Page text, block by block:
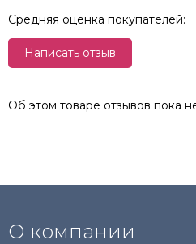
Средняя оценка покупателей:
Написать отзыв
Об этом товаре отзывов пока
О компании